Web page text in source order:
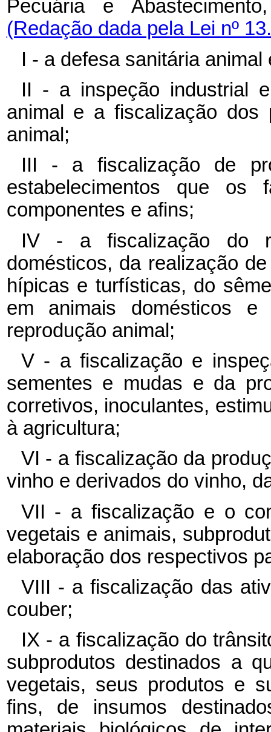
Pecuária e
(Redação dada pela Lei nº
I - a defesa sanitária animal
II - a inspeção industrial
animal e a fiscalização dos
animal;
III - a fiscalização de
estabelecimentos que os
componentes e afins;
IV - a fiscalização do
domésticos, da realização
hípicas e turfísticas, do
em animais domésticos
reprodução animal;
V - a fiscalização e
sementes e mudas e da
corretivos, inoculantes,
à agricultura;
VI - a fiscalização da
vinho e derivados do vinho,
VII - a fiscalização e o
vegetais e animais,
elaboração dos respectivos
VIII - a fiscalização das
couber;
IX - a fiscalização do
subprodutos destinados a
vegetais, seus produtos e
fins, de insumos